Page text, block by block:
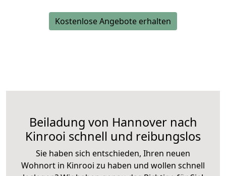
Kostenlose Angebote erhalten
Beiladung von Hannover nach
Kinrooi schnell und reibungslos
Sie haben sich entschieden, Ihren neuen
Wohnort in Kinrooi zu haben und wollen schnell